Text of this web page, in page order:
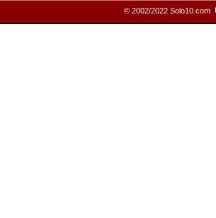
© 2002/2022 Solo10.com